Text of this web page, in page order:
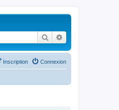
Rechercher
Connexion
Inscription